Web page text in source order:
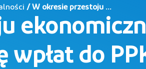
/ W okresie przestoju ...
wpłat do